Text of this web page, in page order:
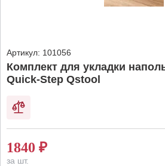
Артикул: 101056
Комплект для укладки
Quick-Step Qstool
1840 ₽
за шт.